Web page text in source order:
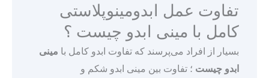
تفاوت عمل ابدومینوپلاستی
کامل با مینی ابدو چیست ؟
بسیار از افراد می‌پرسند که تفاوت ابدو کامل با مینی
ابدو چیست ؛ تفاوت بین مینی ابدو شکم و